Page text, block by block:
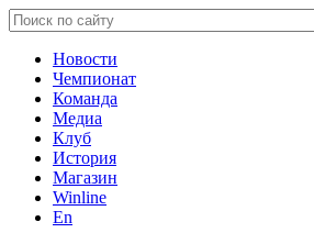
Новости
Чемпионат
Команда
Медиа
Клуб
История
Магазин
Winline
En